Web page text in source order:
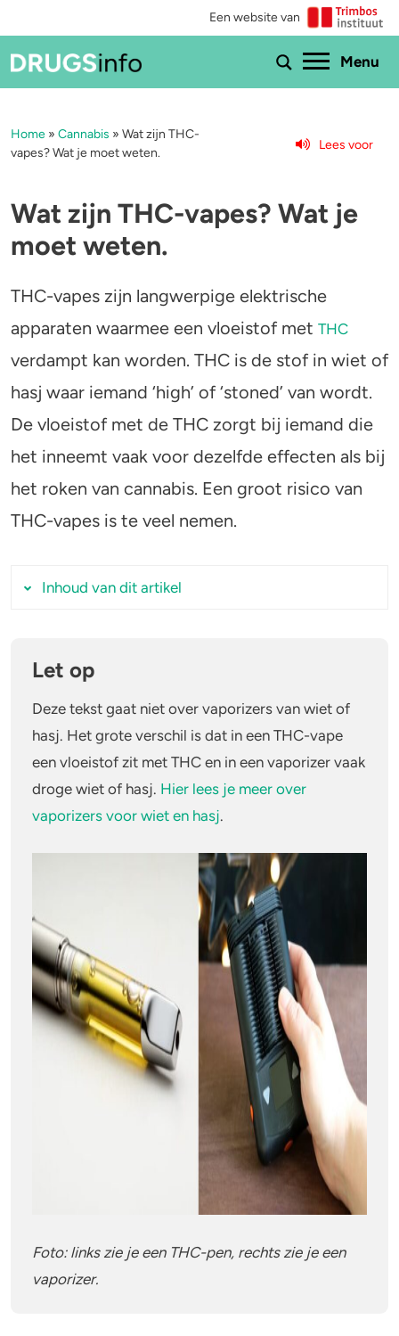
Een website van
Menu
Menu
XTC / MDMA
Speed
3-MMC
GHB
Lachgas
Paddo’s en truffels
LSD
Benzodiazepines
Heroïne
Aantoonbaarheid
Drugs & de wet
Combinaties & medicijnen
Zorgen om iemand
Feiten over verslaving
Verkeer
Stel een vraag
Home » Cannabis » Wat zijn THC-
vapes? Wat je moet weten.
Lees voor
Wat zijn THC-vapes? Wat je
moet weten.
THC-vapes zijn langwerpige elektrische
apparaten waarmee een vloeistof met THC
verdampt kan worden. THC is de stof in wiet of
hasj waar iemand ‘high’ of ‘stoned’ van wordt.
De vloeistof met de THC zorgt bij iemand die
het inneemt vaak voor dezelfde effecten als bij
het roken van cannabis. Een groot risico van
THC-vapes is te veel nemen.
Inhoud van dit artikel
Wat zit er in een THC-vape?
Gevaarlijke stoffen
Wat zijn de effecten van THC-vapes?
Wat zijn de risico’s van THC-vapes?
Zijn THC-vapes illegaal?
Veelgestelde vragen
Hoe herken je een nep THC-vape?
Wat zijn HHC-vapes?
Let op
Deze tekst gaat niet over vaporizers van wiet of
hasj. Het grote verschil is dat in een THC-vape
een vloeistof zit met THC en in een vaporizer vaak
droge wiet of hasj. Hier lees je meer over
vaporizers voor wiet en hasj.
Foto: links zie je een THC-pen, rechts zie je een
vaporizer.